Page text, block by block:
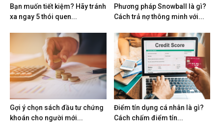
Bạn muốn tiết kiệm? Hãy tránh
xa ngay 5 thói quen...
Phương pháp Snowball là gì?
Cách trả nợ thông minh với...
Gợi ý chọn sách đầu tư chứng
khoán cho người mới...
Điểm tín dụng cá nhân là gì?
Cách chấm điểm tín...